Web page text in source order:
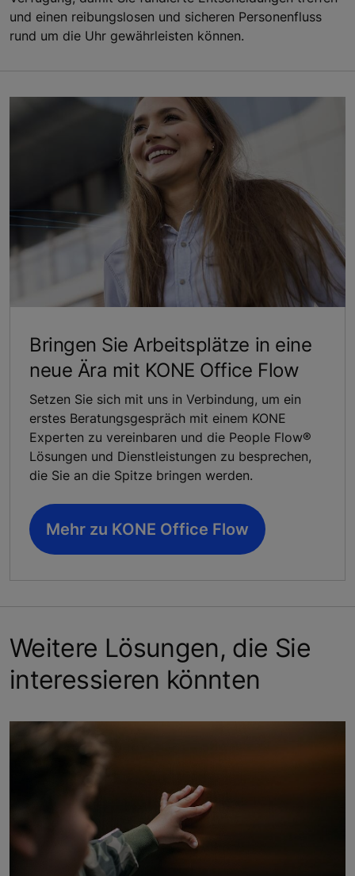
und einen reibungslosen und sicheren Personenfluss
rund um die Uhr gewährleisten können.
Bringen Sie Arbeitsplätze in eine
neue Ära mit KONE Office Flow
Setzen Sie sich mit uns in Verbindung, um ein
erstes Beratungsgespräch mit einem KONE
Experten zu vereinbaren und die People Flow®
Lösungen und Dienstleistungen zu besprechen,
die Sie an die Spitze bringen werden.
Mehr zu KONE Office Flow
Weitere Lösungen, die Sie
interessieren könnten